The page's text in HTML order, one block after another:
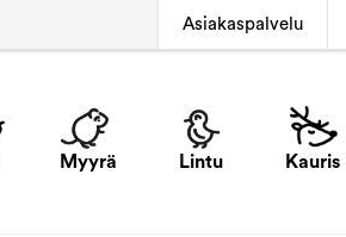
Asiakaspalvelu
Myyrä Lintu Kauris